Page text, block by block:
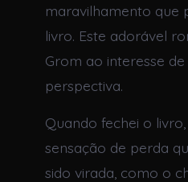
maravilhamento que
livro. Este adorável
Grom ao interesse
perspectiva.
Quando fechei o
sensação de perda
sido virada, como o